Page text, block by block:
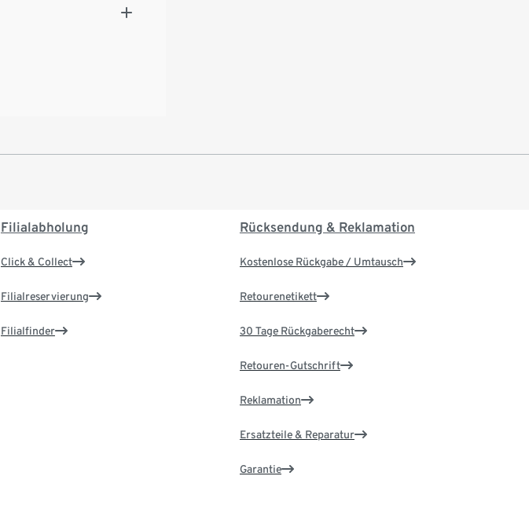
Filialabholung
Click & Collect
Filialreservierung
Filialfinder
Rücksendung & Reklamation
Kostenlose Rückgabe / Umtausch
Retourenetikett
30 Tage Rückgaberecht
Retouren-Gutschrift
Reklamation
Ersatzteile & Reparatur
Garantie